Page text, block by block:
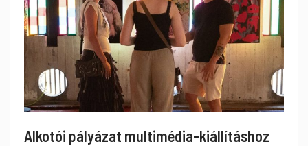
Alkotói pályázat multimédia-kiállításhoz